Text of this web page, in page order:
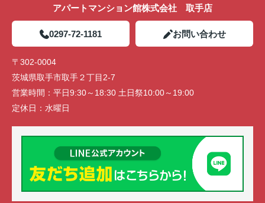
アパートマンション館株式会社 取手店
0297-72-1181 お問い合わせ
〒302-0004
茨城県取手市取手２丁目2-7
営業時間： 平日9:30～18:30 土日祭10:00～19:00
定休日： 水曜日